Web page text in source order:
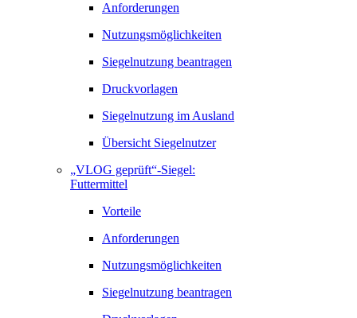
Anforderungen
Nutzungsmöglichkeiten
Siegelnutzung beantragen
Druckvorlagen
Siegelnutzung im Ausland
Übersicht Siegelnutzer
„VLOG geprüft“-Siegel:
Futtermittel
Vorteile
Anforderungen
Nutzungsmöglichkeiten
Siegelnutzung beantragen